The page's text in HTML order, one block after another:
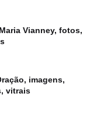
Vianney, fotos,
imagens,
vitrais